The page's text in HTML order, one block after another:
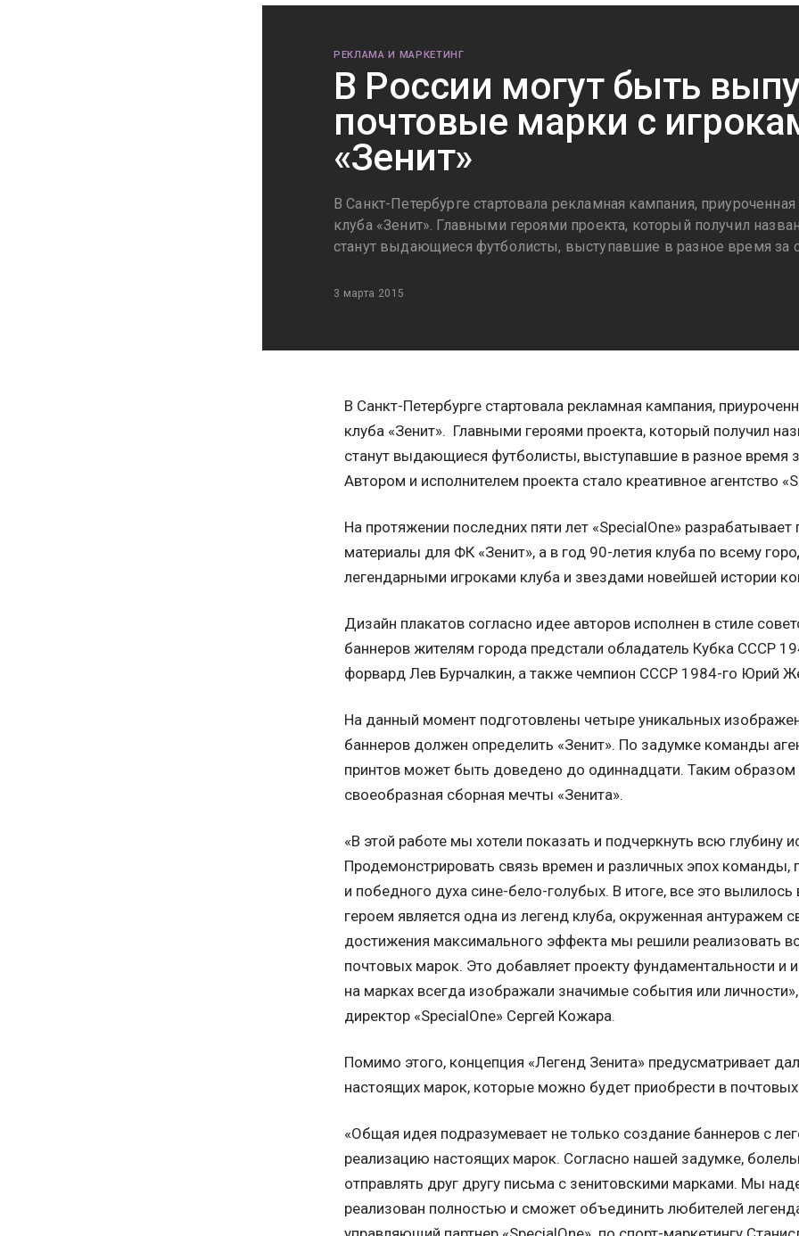
РЕКЛАМА И МАРКЕТИНГ
В России могут быть
почтовые марки с
«Зенит»
В Санкт-Петербурге стартовала рекламная кампания,
клуба «Зенит». Главными героями проекта, который получил
станут выдающиеся футболисты, выступавшие в разное время за
3 марта 2015
В Санкт-Петербурге стартовала рекламная кампания,
клуба «Зенит». Главными героями проекта, который получил
станут выдающиеся футболисты, выступавшие в разное время
Автором и исполнителем проекта стало креативное агентство
На протяжении последних пяти лет «SpecialOne»
материалы для ФК «Зенит», а в год 90-летия клуба по всему
легендарными игроками клуба и звездами новейшей истории
Дизайн плакатов согласно идее авторов исполнен в стиле
баннеров жителям города предстали обладатель Кубка СССР
форвард Лев Бурчалкин, а также чемпион СССР 1984-го Юрий
На данный момент подготовлены четыре уникальных
баннеров должен определить «Зенит». По задумке команды
принтов может быть доведено до одиннадцати. Таким образом
своеобразная сборная мечты «Зенита».
«В этой работе мы хотели показать и подчеркнуть всю глубину
Продемонстрировать связь времен и различных эпох команды,
и победного духа сине-бело-голубых. В итоге, все это
героем является одна из легенд клуба, окруженная антуражем
достижения максимального эффекта мы решили реализовать
почтовых марок. Это добавляет проекту фундаментальности и
на марках всегда изображали значимые события или
директор «SpecialOne» Сергей Кожара.
Помимо этого, концепция «Легенд Зенита» предусматривает
настоящих марок, которые можно будет приобрести в почтовых
«Общая идея подразумевает не только создание баннеров с
реализацию настоящих марок. Согласно нашей задумке,
отправлять друг другу письма с зенитовскими марками. Мы
реализован полностью и сможет объединить любителей